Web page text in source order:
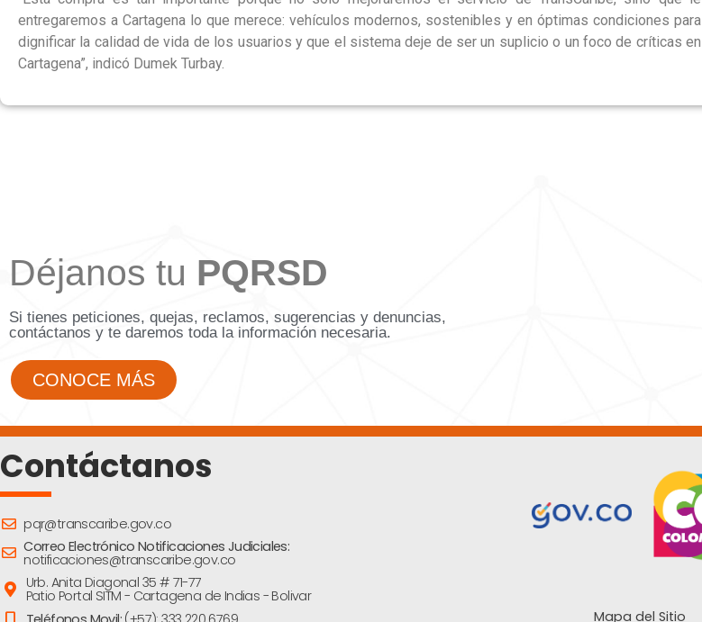
entregaremos a Cartagena lo que merece: vehículos modernos, sostenibles y en óptimas condiciones para
dignificar la calidad de vida de los usuarios y que el sistema deje de ser un suplicio o un foco de críticas en
Cartagena”, indicó Dumek Turbay.
Déjanos tu PQRSD
Si tienes peticiones, quejas, reclamos, sugerencias y denuncias,
contáctanos y te daremos toda la información necesaria.
CONOCE MÁS
Contáctanos
pqr@transcaribe.gov.co
Correo Electrónico Notificaciones Judiciales:
notificaciones@transcaribe.gov.co
Urb. Anita Diagonal 35 # 71-77
Patio Portal SITM - Cartagena de Indias - Bolivar
Mapa del Sitio